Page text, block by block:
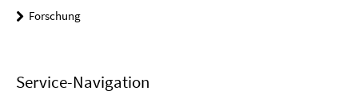
Forschung
Service-Navigation